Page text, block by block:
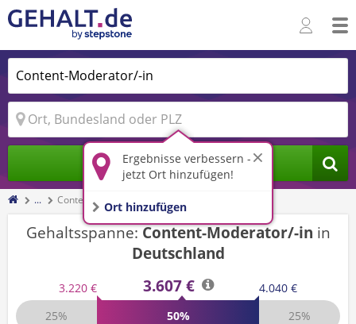
Ergebnisse verbessern -
jetzt Ort hinzufügen!
Ort hinzufügen
Jobs finden
... Content-Moderator/-in
Gehaltsspanne:Content-Moderator/-in in
Deutschland
3.220 € 3.607 €
4.040 €
25%
50% 25%